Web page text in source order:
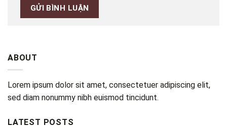
ABOUT
Lorem ipsum dolor sit amet, consectetuer adipiscing elit,
sed diam nonummy nibh euismod tincidunt.
LATEST POSTS